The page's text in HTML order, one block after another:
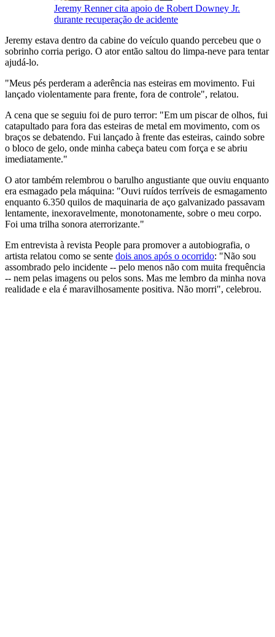
Jeremy Renner cita apoio de Robert Downey Jr.
durante recuperação de acidente
​J​eremy estava dentro da cabine do ​veículo quando percebeu que o
sobrinho corria perigo.​ O ator então saltou do​ limpa-neve para tentar
ajudá-lo.
"Meus pés perderam a aderência nas esteiras em movimento. Fui
lançado violentamente para frente, fora de controle", relatou.
A cena que se seguiu foi de puro terror:​ "Em um piscar de olhos, fui
catapultado para fora das esteiras de metal ​em movimento, com os
braços se debatendo. ​Fui lançado ​à frente das esteiras, caindo sobre
o​ bloco de gelo, onde minha cabeça bateu com força e se abriu
imediatamente."
O ator também ​relembrou o ​barulho angustiante que ouviu enquanto
era esmagado pela máquina:​ "Ouvi ​ruídos terríveis de esmagamento
enquanto 6.350 quilos de maquinaria de aço galvanizado passavam
lentamente, inexoravelmente, monotonamente, sobre o meu corpo.
Foi uma trilha sonora ​aterrorizante."
Em entrevista à revista People para promover a autobiografia, ​o
artista relatou como se sente dois anos após o ocorrido: "Não sou
assombrado pelo incidente​ -- pelo menos não com muita frequência ​
-- nem pelas imagens ou pelos sons. Mas me lembro da minha nova
realidade e ela é maravilhosamente positiva. Não morri​", celebrou.